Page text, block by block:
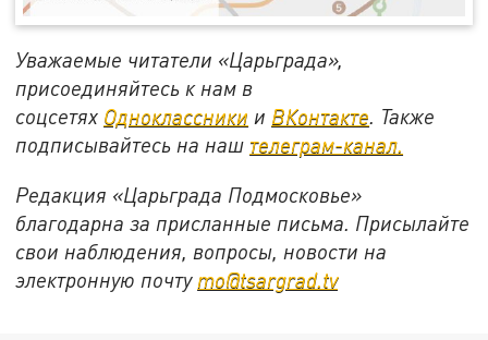
Уважаемые читатели «Царьграда»,
присоединяйтесь к нам в
соцсетях Одноклассники и ВКонтакте. Также
подписывайтесь на наш телеграм-канал.
Редакция «Царьграда Подмосковье»
благодарна за присланные письма. Присылайте
свои наблюдения, вопросы, новости на
электронную почту mo@tsargrad.tv